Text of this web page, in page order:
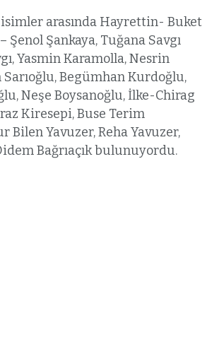
isimler arasında Hayrettin- Buket
Şenol Şankaya, Tuğana Savgı
Yasmin Karamolla, Nesrin
Sarıoğlu, Begümhan Kurdoğlu,
Neşe Boysanoğlu, İlke-Chirag
Kiresepi, Buse Terim
Bilen Yavuzer, Reha Yavuzer,
Bağrıaçık bulunuyordu.